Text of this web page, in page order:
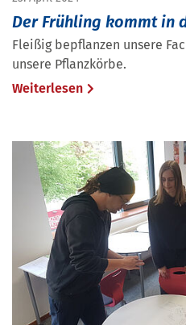
Der Frühling kommt in
Fleißig bepflanzen unsere
unsere Pflanzkörbe.
Weiterlesen